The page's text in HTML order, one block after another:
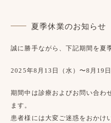
夏季休業のお知らせ
誠に勝手ながら、下記期間を夏
2025年8月13日（水）〜8月19日
期間中は診療およびお問い合わ
ます。
患者様には大変ご迷惑をおかけ